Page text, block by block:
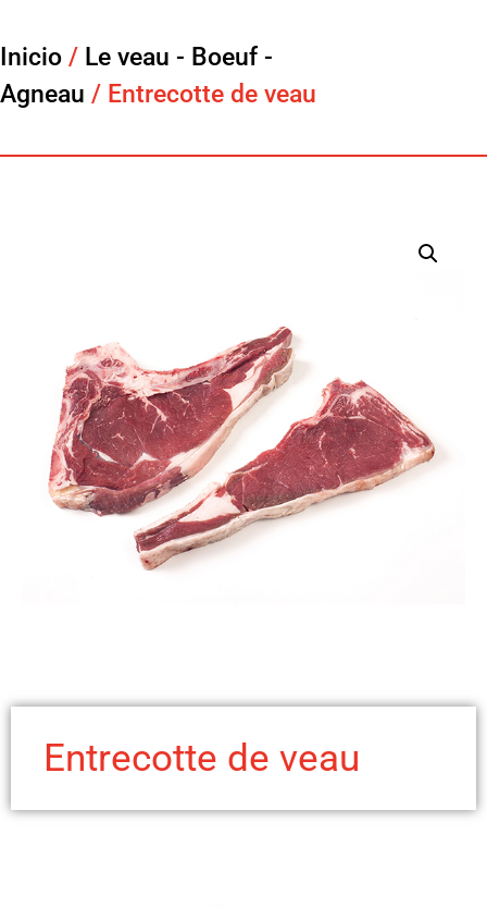
Inicio / Le veau - Boeuf -
Agneau / Entrecotte de veau
Entrecotte de veau